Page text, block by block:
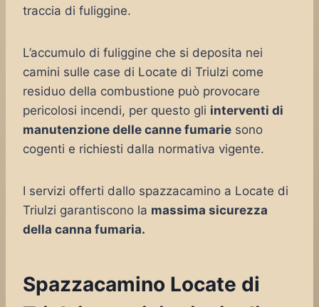
traccia di fuliggine.
L’accumulo di fuliggine che si deposita nei
camini sulle case di Locate di Triulzi come
residuo della combustione può provocare
pericolosi incendi, per questo gli interventi di
manutenzione delle canne fumarie sono
cogenti e richiesti dalla normativa vigente.
I servizi offerti dallo spazzacamino a Locate di
Triulzi garantiscono la massima sicurezza
della canna fumaria.
Spazzacamino Locate di